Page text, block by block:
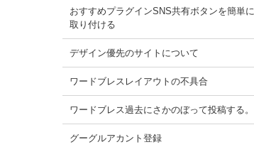
おすすめプラグインSNS共有ボタンを簡単に
取り付ける
デザイン優先のサイトについて
ワードブレスレイアウトの不具合
ワードブレス過去にさかのぼって投稿する。
グーグルアカント登録